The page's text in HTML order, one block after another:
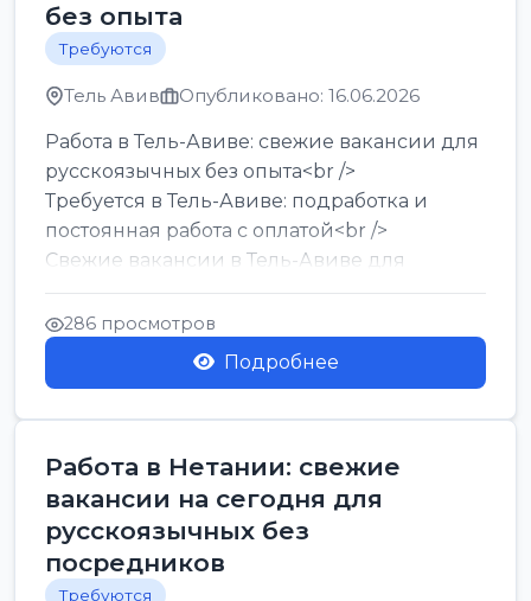
без опыта
Требуются
Тель Авив Опубликовано: 16.06.2026
Работа в Тель-Авиве: свежие вакансии для
русскоязычных без опыта<br />
Требуется в Тель-Авиве: подработка и
постоянная работа с оплатой<br />
Свежие вакансии в Тель-Авиве для
мужчин и женщин от хозя...
286 просмотров
Подробнее
Работа в Нетании: свежие
вакансии на сегодня для
русскоязычных без
посредников
Требуются